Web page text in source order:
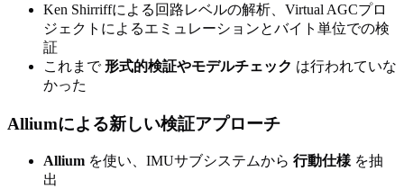
Ken Shirriffによる回路レベルの解析、Virtual AGCプロ
ジェクトによるエミュレーションとバイト単位での検
証
これまで形式的検証やモデルチェック は行われていな
かった
Alliumによる新しい検証アプローチ
Allium を使い、IMUサブシステムから 行動仕様 を抽
出